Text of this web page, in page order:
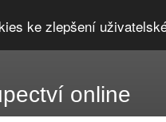
ke zlepšení
online